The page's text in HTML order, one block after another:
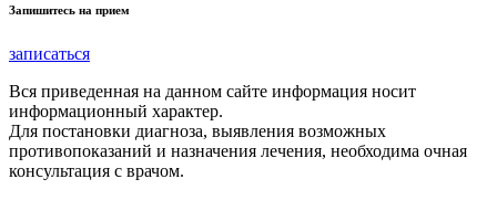
Запишитесь на прием
записаться
Вся приведенная на данном сайте информация носит
информационный характер.
Для постановки диагноза, выявления возможных
противопоказаний и назначения лечения, необходима очная
консультация с врачом.